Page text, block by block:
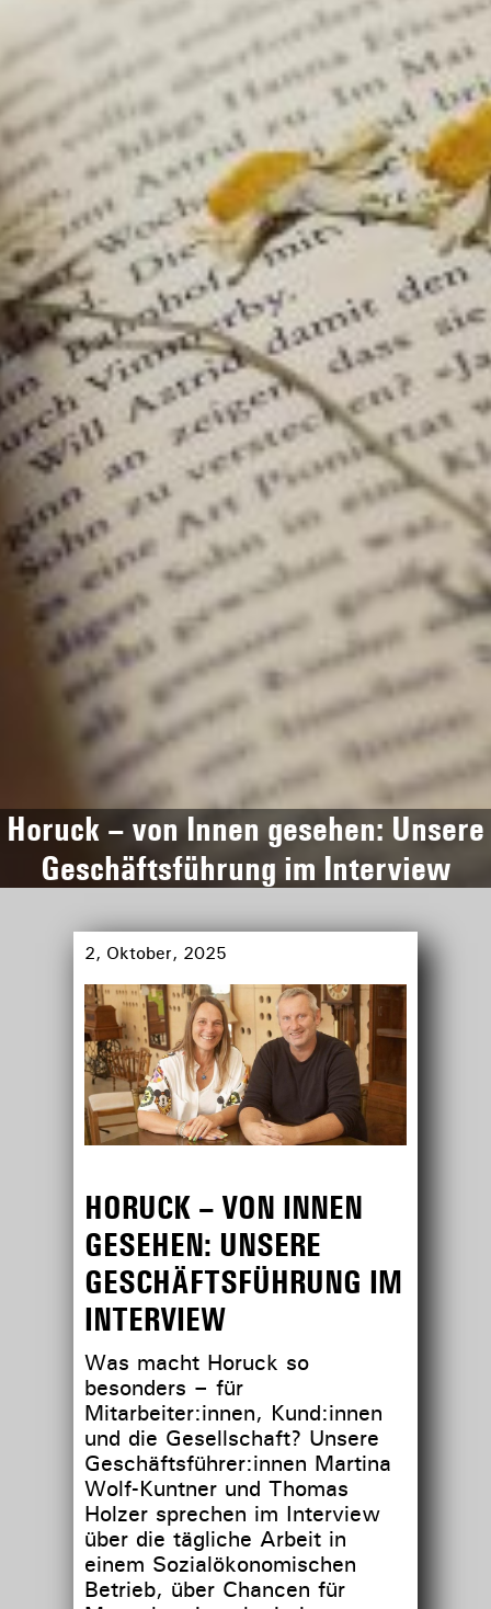
Horuck – von Innen gesehen: Unsere
Geschäftsführung im Interview
2, Oktober, 2025
HORUCK – VON INNEN
GESEHEN: UNSERE
GESCHÄFTSFÜHRUNG IM
INTERVIEW
Was macht Horuck so
besonders – für
Mitarbeiter:innen, Kund:innen
und die Gesellschaft? Unsere
Geschäftsführer:innen Martina
Wolf-Kuntner und Thomas
Holzer sprechen im Interview
über die tägliche Arbeit in
einem Sozialökonomischen
Betrieb, über Chancen für